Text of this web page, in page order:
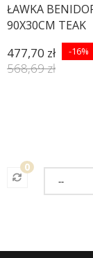
ŁAWKA
90X30CM TEAK
477,70 zł -16%
568,69 zł
0